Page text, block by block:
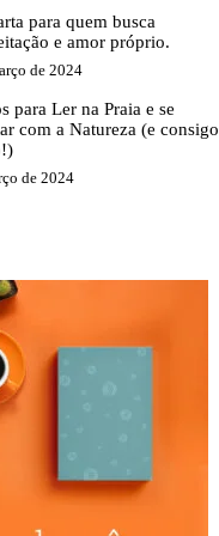
para quem busca
e amor próprio.
de 2024
para Ler na Praia e se
com a Natureza (e consigo
de 2024